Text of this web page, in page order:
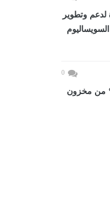
لدعم وتطوير
0
دمرنا نحو 90% من مخزون